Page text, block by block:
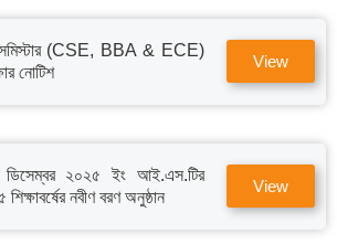
(CSE, BBA & ECE)
নোটিশ
View
২০২৫ ইং আই.এস.টির
নবীণ বরণ অনুষ্ঠান
View